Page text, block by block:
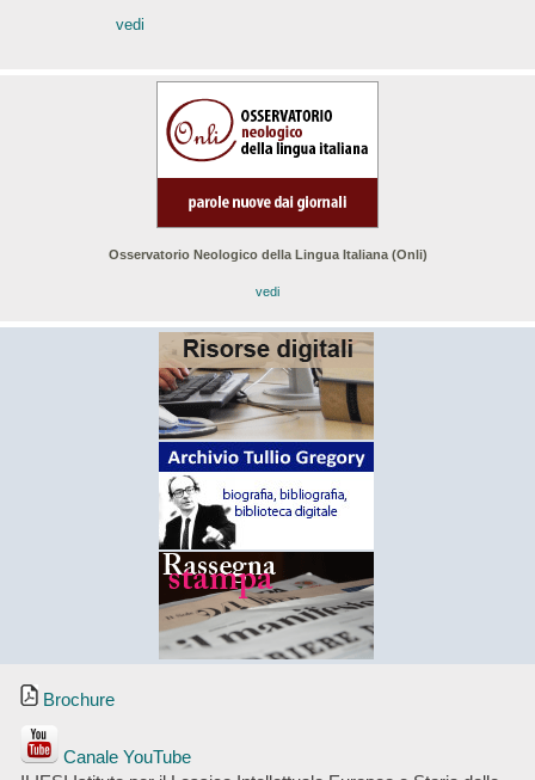
Brochure
Canale YouTube
vedi
Osservatorio Neologico della Lingua Italiana (Onli)
vedi